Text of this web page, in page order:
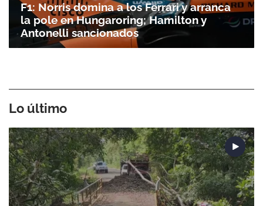
F1: Norris domina a los Ferrari y arranca
la pole en Hungaroring; Hamilton y
Antonelli sancionados
Lo último